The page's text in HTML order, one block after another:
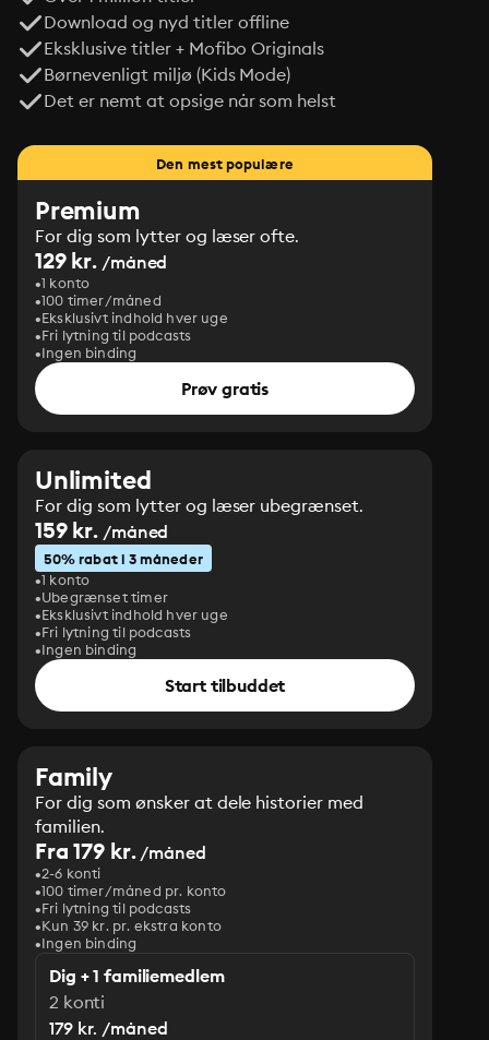
Download og nyd titler offline
Eksklusive titler + Mofibo Originals
Børnevenligt miljø (Kids Mode)
Det er nemt at opsige når som helst
Den mest populære
Premium
For dig som lytter og læser ofte.
129 kr. /måned
1 konto
100 timer/måned
Eksklusivt indhold hver uge
Fri lytning til podcasts
Ingen binding
Prøv gratis
Unlimited
For dig som lytter og læser ubegrænset.
159 kr. /måned
50% rabat i 3 måneder
1 konto
Ubegrænset timer
Eksklusivt indhold hver uge
Fri lytning til podcasts
Ingen binding
Start tilbuddet
Family
For dig som ønsker at dele historier med
familien.
Fra 179 kr./måned
2-6 konti
100 timer/måned pr. konto
Fri lytning til podcasts
Kun 39 kr. pr. ekstra konto
Ingen binding
Dig + 1 familiemedlem
2 konti
179 kr. /måned